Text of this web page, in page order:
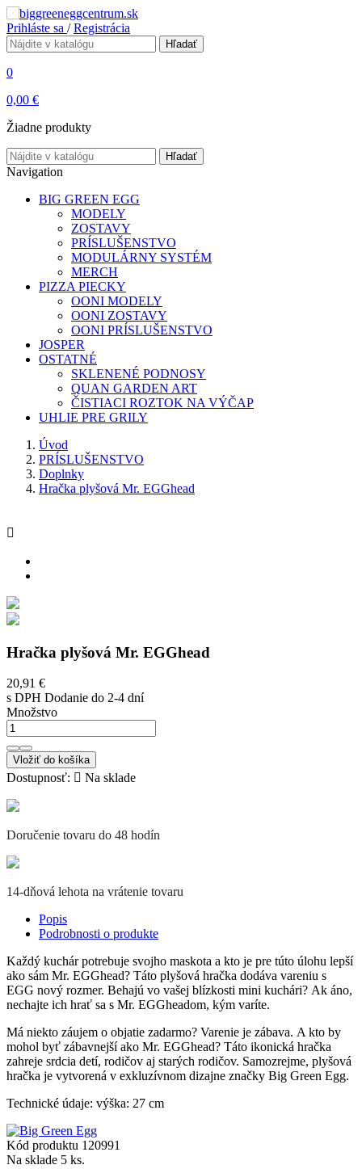
Prihláste sa /Registrácia
Hľadať
0
0,00 €
Žiadne produkty
Hľadať
Navigation
BIG GREEN EGG
MODELY
ZOSTAVY
PRÍSLUŠENSTVO
MODULÁRNY SYSTÉM
MERCH
PIZZA PIECKY
OONI MODELY
OONI ZOSTAVY
OONI PRÍSLUŠENSTVO
JOSPER
OSTATNÉ
SKLENENÉ PODNOSY
QUAN GARDEN ART
ČISTIACI ROZTOK NA VÝČAP
UHLIE PRE GRILY
Úvod
PRÍSLUŠENSTVO
Doplnky
Hračka plyšová Mr. EGGhead

Hračka plyšová Mr. EGGhead
20,91 €
s DPH Dodanie do 2-4 dní
Množstvo
Vložiť do košíka
Dostupnosť:  Na sklade
Doručenie tovaru do 48 hodín
14-dňová lehota na vrátenie tovaru
Popis
Podrobnosti o produkte
Každý kuchár potrebuje svojho maskota a kto je pre túto úlohu lepší
ako sám Mr. EGGhead? Táto plyšová hračka dodáva vareniu s
EGG nový rozmer. Behajú vo vašej blízkosti mini kuchári? Ak áno,
nechajte ich hrať sa s Mr. EGGheadom, kým varíte.
Má niekto záujem o objatie zadarmo? Varenie je zábava. A kto by
mohol byť zábavnejší ako Mr. EGGhead? Táto ikonická hračka
zahreje srdcia detí, rodičov aj starých rodičov. Samozrejme, plyšová
hračka je vytvorená v exkluzívnom dizajne značky Big Green Egg.
Technické údaje: výška: 27 cm
Kód produktu 120991
Na sklade 5 ks.